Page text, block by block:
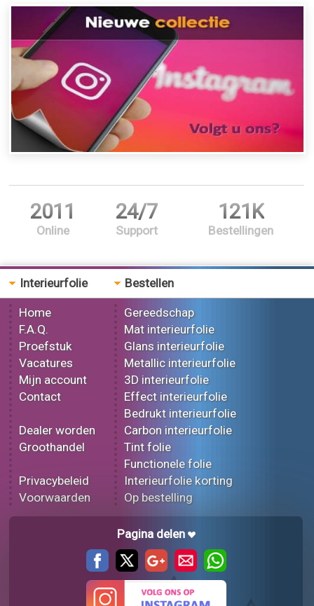
2011
Online
24/7
Support
121K
Bestellingen
Interieurfolie
Home
F.A.Q.
Proefstuk
Vacatures
Mijn account
Contact
Dealer worden
Groothandel
Privacybeleid
Voorwaarden
Bestellen
Gereedschap
Mat interieurfolie
Glans interieurfolie
Metallic interieurfolie
3D interieurfolie
Effect interieurfolie
Bedrukt interieurfolie
Carbon interieurfolie
Tint folie
Functionele folie
Interieurfolie korting
Op bestelling
Pagina delen